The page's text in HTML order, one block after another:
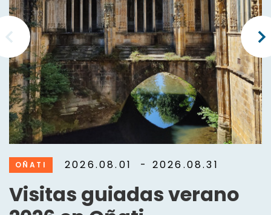
OÑATI 2026.08.01 - 2026.08.31
Visitas guiadas verano